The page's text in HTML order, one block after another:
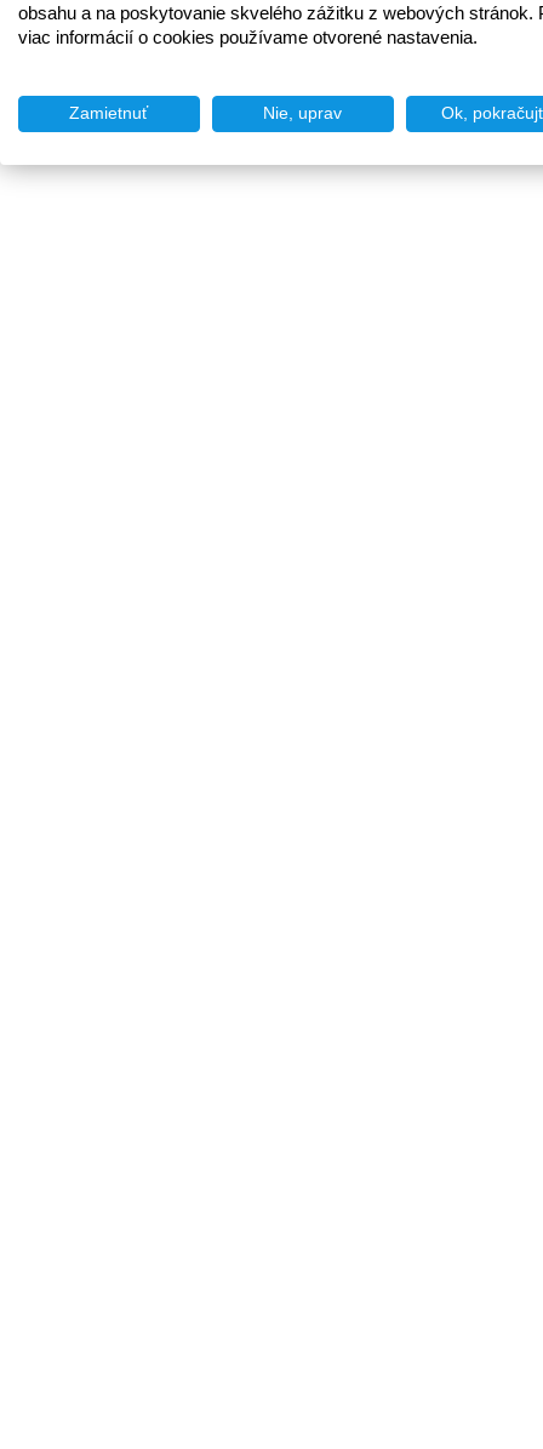
obsahu a na poskytovanie skvelého zážitku z webových stránok.
viac informácií o cookies používame otvorené nastavenia.
Zamietnuť Nie, uprav Ok,